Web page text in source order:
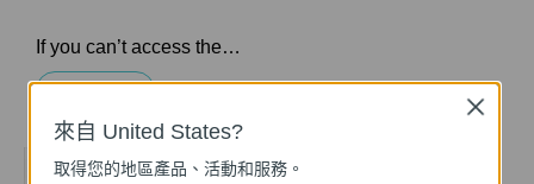
If you can’t access the internet using a DSL modem and TP-Link router, this video can help you solve the problem.
更多
來自 United States?
取得您的地區產品、活動和服務。
Close